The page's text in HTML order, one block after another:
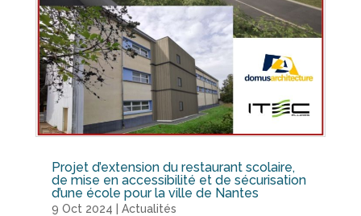
Projet d’extension du restaurant scolaire,
de mise en accessibilité et de sécurisation
d’une école pour la ville de Nantes
9 Oct 2024
Actualités